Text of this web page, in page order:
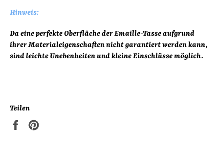
Hinweis:
Da eine perfekte Oberfläche der Emaille-Tasse aufgrund
ihrer Materialeigenschaften nicht garantiert werden kann,
sind leichte Unebenheiten und kleine Einschlüsse möglich.
Teilen
Auf